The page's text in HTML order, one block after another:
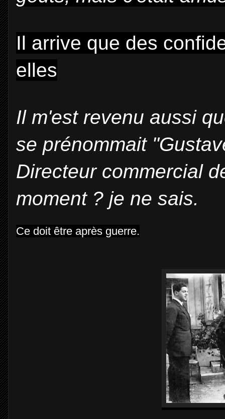
Il arrive que des
elles
Il m'est revenu aussi
se prénommait
Directeur commercial
moment ? je ne sais.
Ce doit être après guerre.